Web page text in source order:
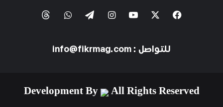
للتواصل : info@fikrmag.com
Development By All Rights Reserved